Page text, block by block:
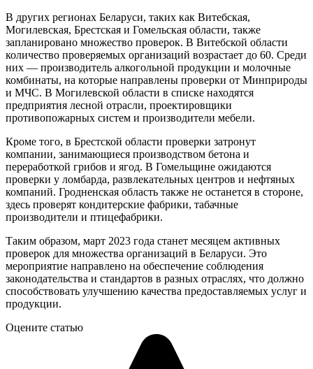
В других регионах Беларуси, таких как Витебская,
Могилевская, Брестская и Гомельская области, также
запланировано множество проверок. В Витебской области
количество проверяемых организаций возрастает до 60. Среди
них — производитель алкогольной продукции и молочные
комбинаты, на которые направлены проверки от Минприроды
и МЧС. В Могилевской области в списке находятся
предприятия лесной отрасли, проектировщики
противопожарных систем и производители мебели.
Кроме того, в Брестской области проверки затронут
компании, занимающиеся производством бетона и
переработкой грибов и ягод. В Гомельщине ожидаются
проверки у ломбарда, развлекательных центров и нефтяных
компаний. Гродненская область также не останется в стороне,
здесь проверят кондитерские фабрики, табачные
производители и птицефабрики.
Таким образом, март 2023 года станет месяцем активных
проверок для множества организаций в Беларуси. Это
мероприятие направлено на обеспечение соблюдения
законодательства и стандартов в разных отраслях, что должно
способствовать улучшению качества предоставляемых услуг и
продукции.
Оцените статью